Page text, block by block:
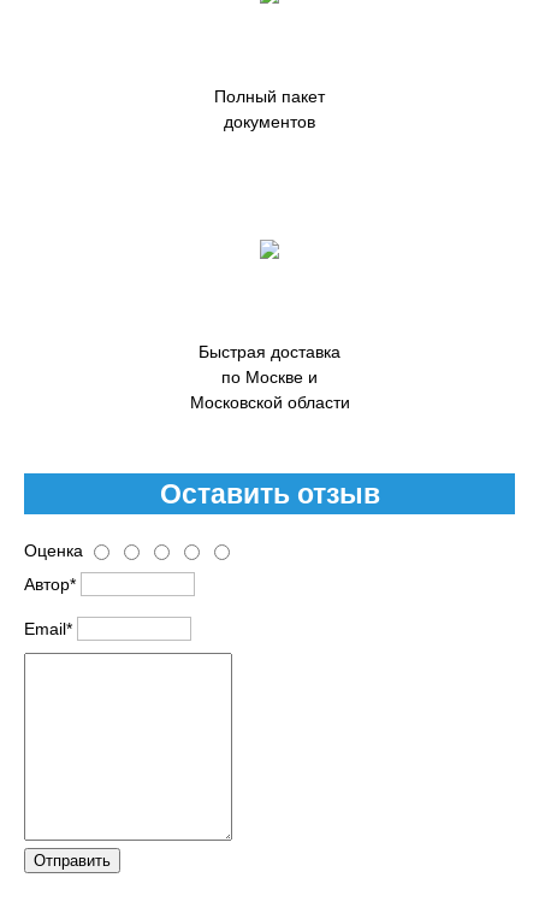
Полный пакет
документов
Быстрая доставка
по Москве и
Московской области
Оставить отзыв
Оценка
Автор*
Email*
Отправить